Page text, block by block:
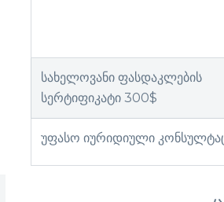
სახელოვანი ფასდაკლების
სერტიფიკატი 300$
უფასო იურიდიული